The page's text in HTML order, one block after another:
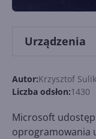
Urządzenia
Autor:Krzysztof
Liczba odsłon:1430
Microsoft
oprogramowania